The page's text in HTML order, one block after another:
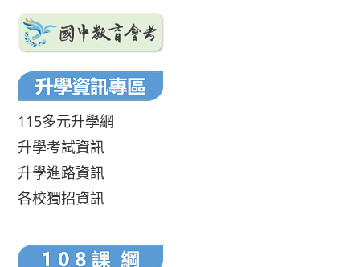
115多元升學網
升學考試資訊
升學進路資訊
各校獨招資訊